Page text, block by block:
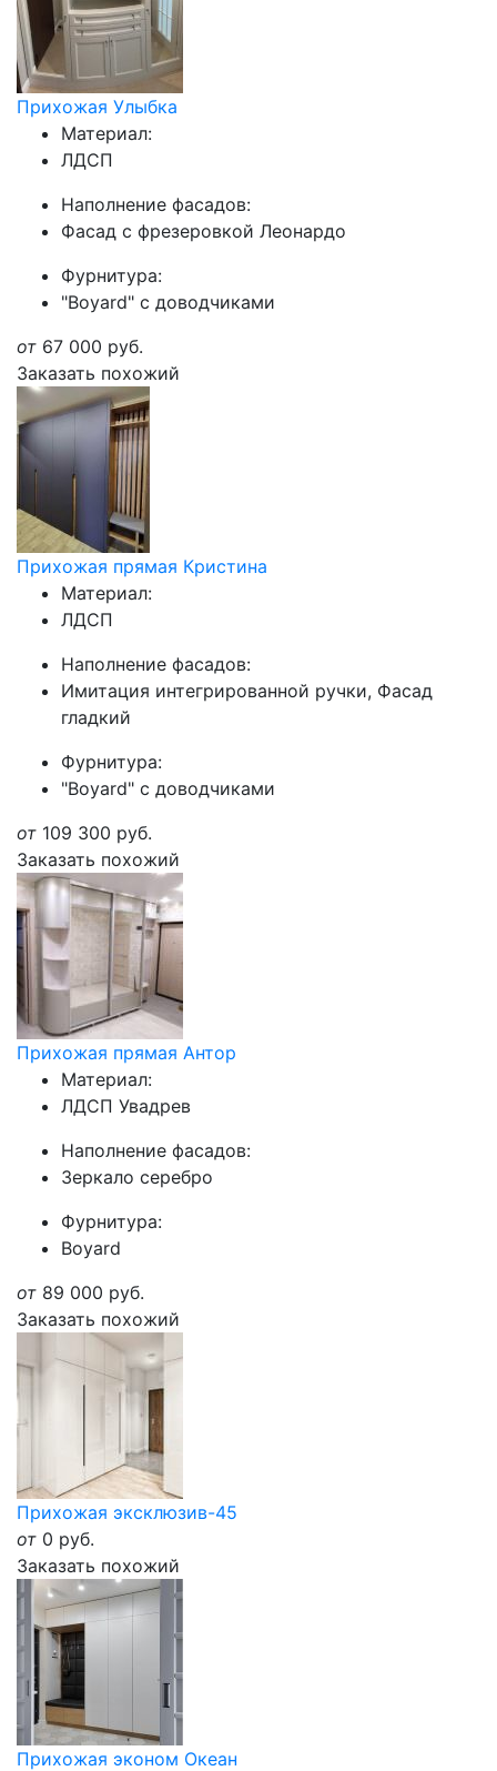
Прихожая Улыбка
Материал:
ЛДСП
Наполнение фасадов:
Фасад с фрезеровкой Леонардо
Фурнитура:
"Boyard" с доводчиками
от 67 000 руб.
Заказать похожий
Прихожая прямая Кристина
Материал:
ЛДСП
Наполнение фасадов:
Имитация интегрированной ручки, Фасад
гладкий
Фурнитура:
"Boyard" с доводчиками
от 109 300 руб.
Заказать похожий
Прихожая прямая Антор
Материал:
ЛДСП Увадрев
Наполнение фасадов:
Зеркало серебро
Фурнитура:
Boyard
от 89 000 руб.
Заказать похожий
Прихожая эксклюзив-45
от 0 руб.
Заказать похожий
Прихожая эконом Океан